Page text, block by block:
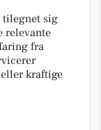
tilegnet sig
relevante
fra
kraftige